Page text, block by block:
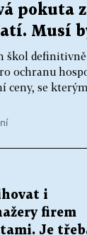
pokuta
Musí
škol
ochranu
se
i
firem
Je